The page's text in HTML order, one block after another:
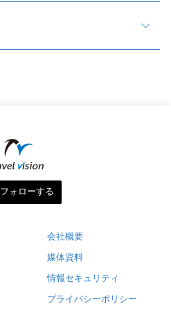
フォローする
会社概要
媒体資料
情報セキュリティ
プライバシーポリシー